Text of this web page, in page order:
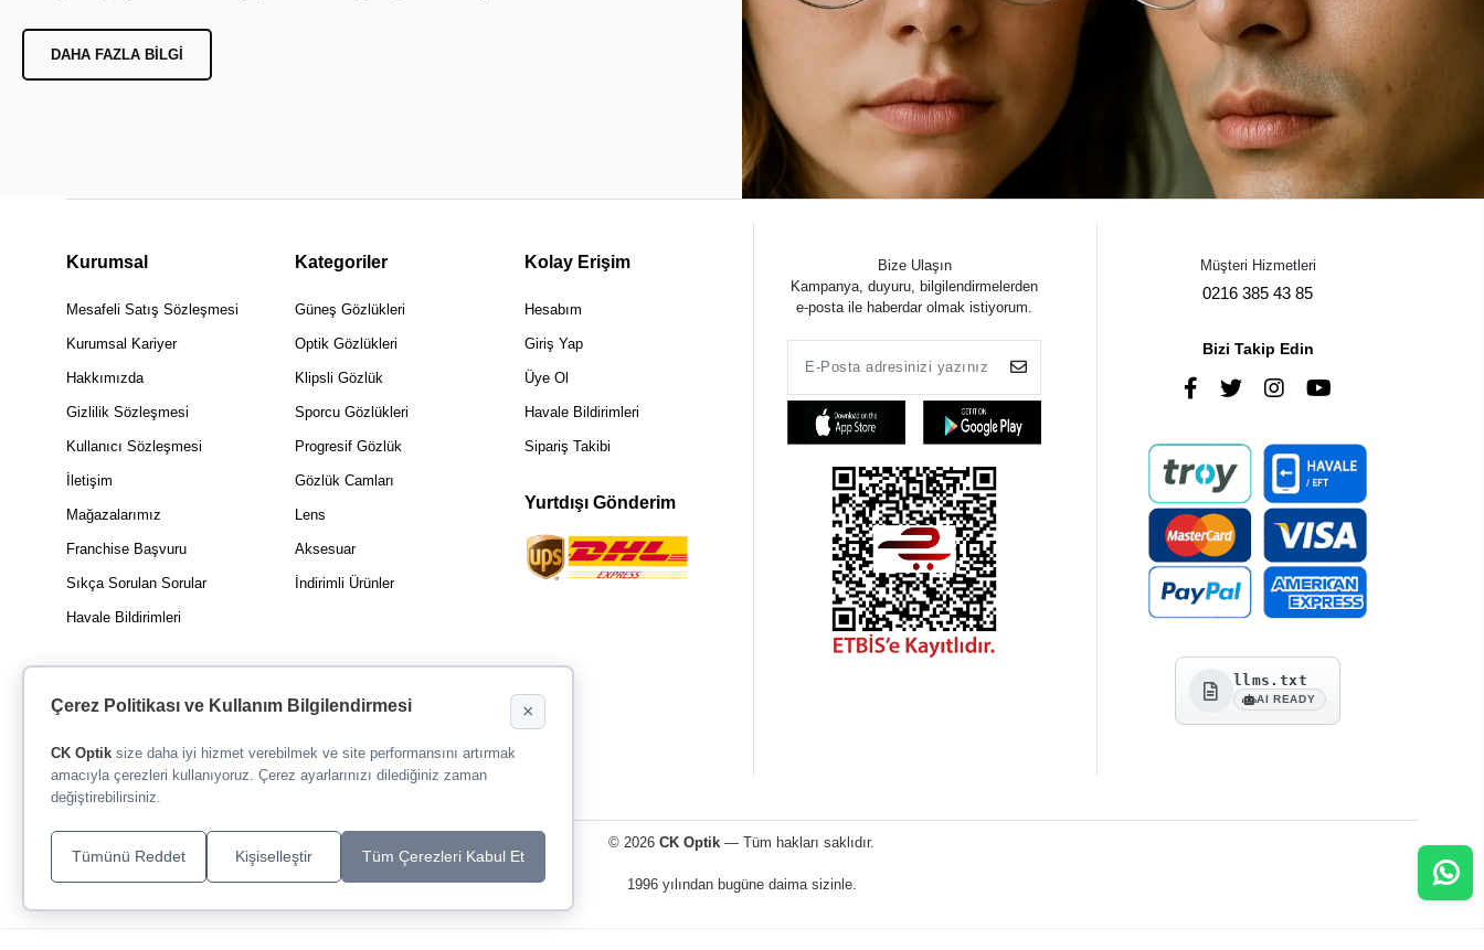
DAHA FAZLA BILGI
Kurumsal
Mesafeli Satış Sözleşmesi
Kurumsal Kariyer
Hakkımızda
Gizlilik Sözleşmesi
Kullanıcı Sözleşmesi
İletişim
Mağazalarımız
Franchise Başvuru
Sıkça Sorulan Sorular
Havale Bildirimleri
Kategoriler
Güneş Gözlükleri
Optik Gözlükleri
Klipsli Gözlük
Sporcu Gözlükleri
Progresif Gözlük
Gözlük Camları
Lens
Aksesuar
İndirimli Ürünler
Kolay Erişim
Hesabım
Giriş Yap
Üye Ol
Havale Bildirimleri
Sipariş Takibi
Yurtdışı Gönderim
Bize Ulaşın
Kampanya, duyuru, bilgilendirmelerden
e-posta ile haberdar olmak istiyorum.
Müşteri Hizmetleri
0216 385 43 85
Bizi Takip Edin
llms.txt
AI READY
© 2026CK Optik — Tüm hakları saklıdır.
1996 yılından bugüne daima sizinle.
Çerez Politikası ve Kullanım Bilgilendirmesi ×
CK Optik size daha iyi hizmet verebilmek ve site performansını artırmak
amacıyla çerezleri kullanıyoruz. Çerez ayarlarınızı dilediğiniz zaman
değiştirebilirsiniz.
Tüm Çerezleri Kabul Et
Kişiselleştir
Tümünü Reddet